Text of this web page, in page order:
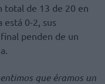
total de 13 de 20 en
0-2, sus
penden de un
que éramos un